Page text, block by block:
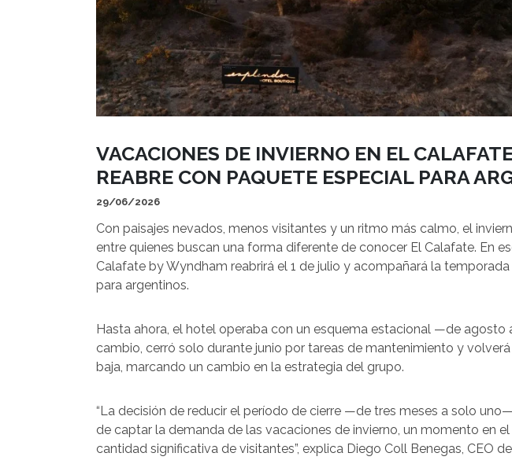
VACACIONES DE INVIERNO EN EL
REABRE CON PAQUETE ESPECIAL PARA
29/06/2026
Con paisajes nevados, menos visitantes y un ritmo más calmo, el
entre quienes buscan una forma diferente de conocer El Calafate. En
Calafate by Wyndham reabrirá el 1 de julio y acompañará la
para argentinos.
Hasta ahora, el hotel operaba con un esquema estacional —de agosto
cambio, cerró solo durante junio por tareas de mantenimiento y
baja, marcando un cambio en la estrategia del grupo.
“La decisión de reducir el período de cierre —de tres meses a solo
de captar la demanda de las vacaciones de invierno, un momento en
cantidad significativa de visitantes”, explica Diego Coll Benegas, CEO